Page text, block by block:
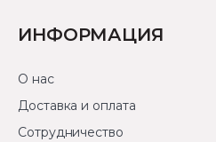
ИНФОРМАЦИЯ
О нас
Доставка и оплата
Сотрудничество